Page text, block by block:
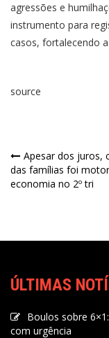
agressões e
instrumento para
casos, fortalecendo
source
Apesar dos juros,
das famílias foi
economia no 2º tri
ÚLTIMAS
Boulos sobre
com urgência